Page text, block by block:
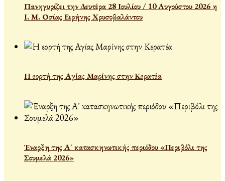
Πανηγυρίζει την Δευτέρα 28 Ιουλίου / 10 Αυγούστου 2026 η
Ι. Μ. Οσίας Ειρήνης Χρυσοβαλάντου
Η εορτή της Αγίας Μαρίνης στην Κερατέα
Έναρξη της Α´ κατασκηνωτικής περιόδου «Περιβόλι της
Σουμελά 2026»